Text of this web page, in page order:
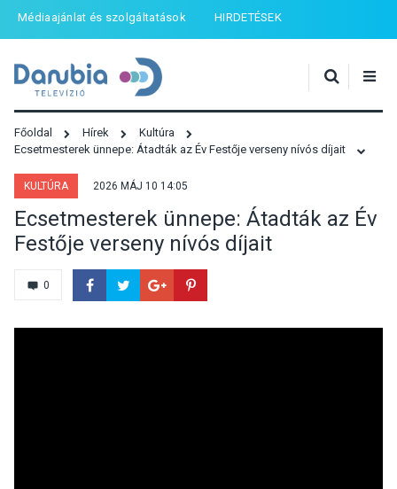
Médiaajánlat és szolgáltatások HIRDETÉSEK
Főoldal Hírek
Kultúra
Ecsetmesterek ünnepe: Átadták az Év Festője verseny nívós díjait
KULTÚRA 2026 MÁJ 10 14:05
Ecsetmesterek ünnepe: Átadták az Év
Festője verseny nívós díjait
0